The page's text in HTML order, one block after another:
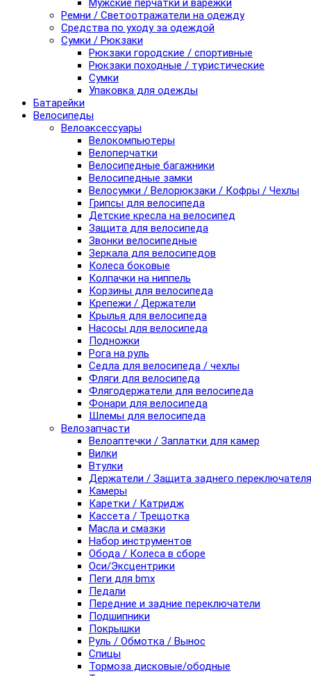
Мужские перчатки и варежки
Ремни / Светоотражатели на одежду
Средства по уходу за одеждой
Сумки / Рюкзаки
Рюкзаки городские / спортивные
Рюкзаки походные / туристические
Сумки
Упаковка для одежды
Батарейки
Велосипеды
Велоаксессуары
Велокомпьютеры
Велоперчатки
Велосипедные багажники
Велосипедные замки
Велосумки / Велорюкзаки / Кофры / Чехлы
Грипсы для велосипеда
Детские кресла на велосипед
Защита для велосипеда
Звонки велосипедные
Зеркала для велосипедов
Колеса боковые
Колпачки на ниппель
Корзины для велосипеда
Крепежи / Держатели
Крылья для велосипеда
Насосы для велосипеда
Подножки
Рога на руль
Седла для велосипеда / чехлы
Фляги для велосипеда
Флягодержатели для велосипеда
Фонари для велосипеда
Шлемы для велосипеда
Велозапчасти
Велоаптечки / Заплатки для камер
Вилки
Втулки
Держатели / Защита заднего переключателя
Камеры
Каретки / Катридж
Кассета / Трещотка
Масла и смазки
Набор инструментов
Обода / Колеса в сборе
Оси/Эксцентрики
Пеги для bmx
Педали
Передние и задние переключатели
Подшипники
Покрышки
Руль / Обмотка / Вынос
Спицы
Тормоза дисковые/ободные